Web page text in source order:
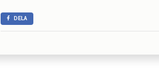
DELA